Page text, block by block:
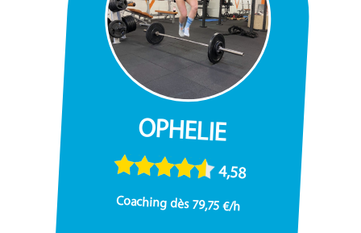
OPHELIE
4,58
Coaching dès 79,75 €/h